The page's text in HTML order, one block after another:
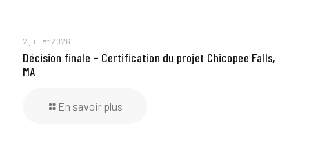
2 juillet 2026
Décision finale – Certification du projet Chicopee Falls,
MA
En savoir plus